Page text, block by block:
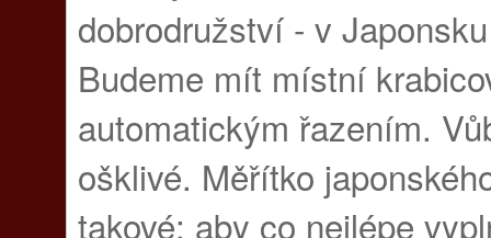
dobrodružství - v
Budeme mít místní
automatickým řazením.
ošklivé. Měřítko
takové: aby co nejlépe